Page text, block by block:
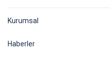
Kurumsal
Haberler